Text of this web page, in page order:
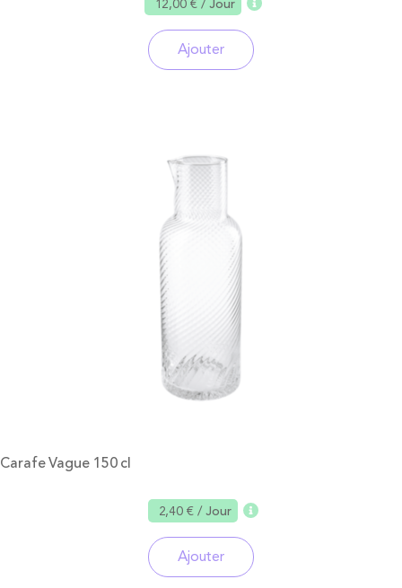
12,00 €/ Jour
Ajouter
Carafe Vague 150 cl
2,40 €/ Jour
Ajouter